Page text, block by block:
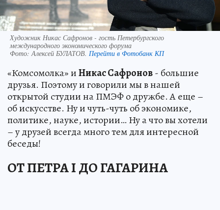
Художник Никас Сафронов - гость Петербургского
международного экономического форума
Фото: Алексей БУЛАТОВ. Перейти в Фотобанк КП
«Комсомолка» иНикас Сафронов- большие
друзья. Поэтому и говорили мы в нашей
открытой студии на ПМЭФ о дружбе. А еще –
об искусстве. Ну и чуть-чуть об экономике,
политике, науке, истории… Ну а что вы хотели
– у друзей всегда много тем для интересной
беседы!
ОТ ПЕТРА I ДО ГАГАРИНА